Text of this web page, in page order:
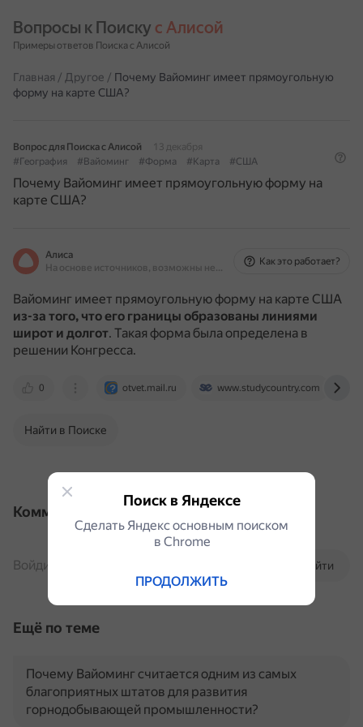
Вопросы к Поиску с Алисой
Примеры ответов Поиска с Алисой
Главная / Другое / Почему Вайоминг имеет прямоугольную
форму на карте США?
Вопрос для Поиска с Алисой
13 декабря
#География
#Вайоминг #Форма #Карта #США
Почему Вайоминг имеет прямоугольную форму на
карте США?
Алиса
На основе источников, возможны неточности
Как это работает?
Вайоминг имеет прямоугольную форму на карте США
из-за того, что его границы образованы линиями
широт и долгот. Такая форма была определена в
решении Конгресса.
0 otvet.mail.ru www.studycountry.com
Найти в Поиске
Комментарии
Войти
Войдите, чтобы комментировать
Ещё по теме
Почему Вайоминг считается одним из самых
благоприятных штатов для развития
горнодобывающей промышленности?
Поиск в Яндексе
Сделать Яндекс основным поиском
в Сhrome
ПРОДОЛЖИТЬ